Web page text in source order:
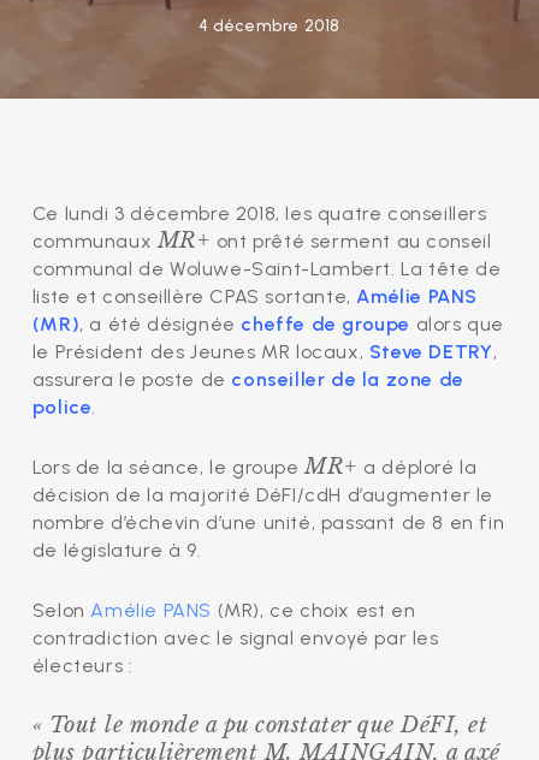
4 décembre 2018
Ce lundi 3 décembre 2018, les quatre conseillers
communauxMR+ ont prêté serment au conseil
communal de Woluwe-Saint-Lambert. La tête de
liste et conseillère CPAS sortante, Amélie PANS
(MR), a été désignée cheffe de groupe alors que
le Président des Jeunes MR locaux, Steve DETRY,
assurera le poste de conseiller de la zone de
police.
Lors de la séance, le groupeMR+ a déploré la
décision de la majorité DéFI/cdH d’augmenter le
nombre d’échevin d’une unité, passant de 8 en fin
de législature à 9.
SelonAmélie PANS (MR), ce choix est en
contradiction avec le signal envoyé par les
électeurs :
« Tout le monde a pu constater que DéFI, et
plus particulièrement M. MAINGAIN, a axé